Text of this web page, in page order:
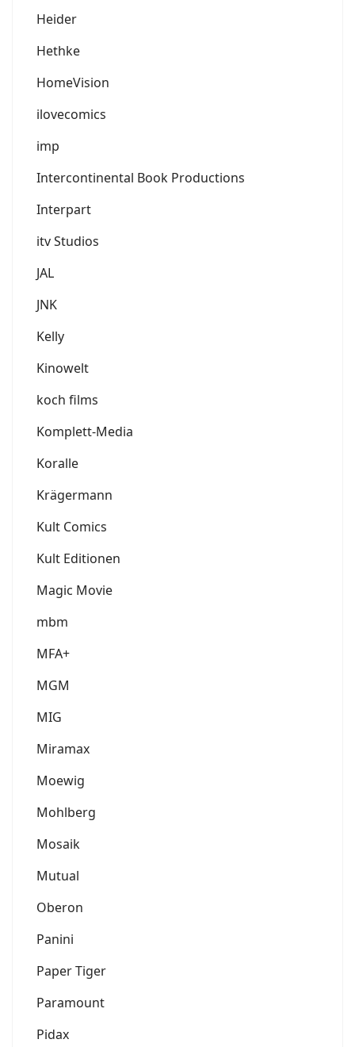
Heider
Hethke
HomeVision
ilovecomics
imp
Intercontinental Book Productions
Interpart
itv Studios
JAL
JNK
Kelly
Kinowelt
koch films
Komplett-Media
Koralle
Krägermann
Kult Comics
Kult Editionen
Magic Movie
mbm
MFA+
MGM
MIG
Miramax
Moewig
Mohlberg
Mosaik
Mutual
Oberon
Panini
Paper Tiger
Paramount
Pidax